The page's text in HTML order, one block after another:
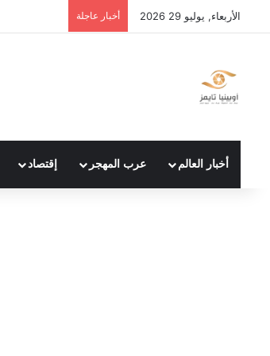
الأربعاء, يوليو 29 2026 أخبار عاجلة
أخبار العالم عرب المهجر إقتصاد